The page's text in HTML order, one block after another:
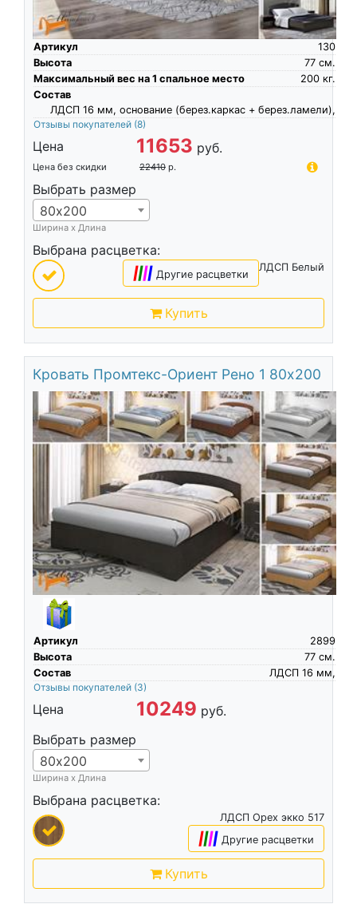
Артикул
130
Высота
см.
77
Максимальный вес на 1 спальное место
кг.
200
Состав
ЛДСП 16 мм, основание (берез.каркас + берез.ламели),
Отзывы покупателей (8)
Цена 11653 руб.
Цена без скидки 22410 р.
Выбрать размер
80х200
Ширина х Длина
Выбрана расцветка:
ЛДСП Белый
|||| Другие расцветки
Купить
Кровать Промтекс-Ориент Рено 1 80х200
Артикул
2899
Высота
см.
77
Состав
ЛДСП 16 мм,
Отзывы покупателей (3)
Цена 10249 руб.
Выбрать размер
80х200
Ширина х Длина
Выбрана расцветка:
ЛДСП Орех экко 517
|||| Другие расцветки
Купить